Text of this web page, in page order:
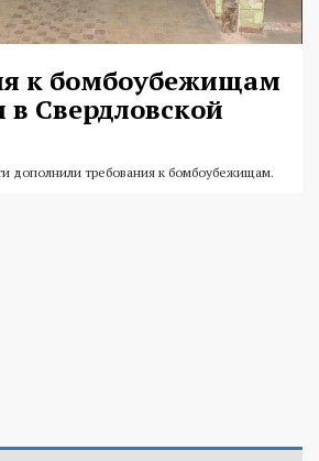
к бомбоубежищам
Свердловской
дополнили требования к бомбоубежищам.